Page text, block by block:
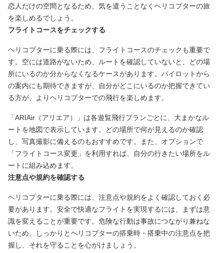
恋人だけの空間となるため、気を遣うことなくヘリコプターの旅
を楽しめるでしょう。
フライトコースをチェックする
ヘリコプターに乗る際には、フライトコースのチェックも重要で
す。空には道路がないため、ルートを確認していないと、どの場
所にいるのか分からなくなるケースがあります。パイロットから
の案内にも期待できますが、自分がどこにいるのか把握できてい
る方が、よりヘリコプターでの飛行を楽しめます。
「ARIAir（アリエア）」は各遊覧飛行プランごとに、大まかなル
ートを地図で表示しています。どの場所で何が見えるのか確認
し、写真撮影に備えるのもおすすめです。また、オプションで
「フライトコース変更」を利用すれば、自分の行きたい場所をル
ートに組み込めます。
注意点や規約を確認する
ヘリコプターに乗る際には、注意点や規約をよく確認しておく必
要があります。安全で快適なフライトを実現するには、まずは意
識を変えることが重要です。危険な行動は事故につながり兼ねな
いため、しっかりとヘリコプターの搭乗時・搭乗中の注意点を把
握し、それを守ることを心がけましょう。